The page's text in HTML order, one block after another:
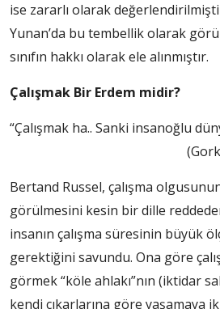
ise zararlı olarak
Yunan’da bu tembellik olarak
sınıfın hakkı olarak ele alınmıştır.
Çalışmak Bir Erdem midir?
“Çalışmak ha.. Sanki insanoğlu
Bertand Russel, çalışma
görülmesini kesin bir dille
insanın çalışma süresinin büyük
gerektiğini savundu. Ona göre
görmek “köle ahlakı”nın (iktidar
kendi çıkarlarına göre yaşamaya